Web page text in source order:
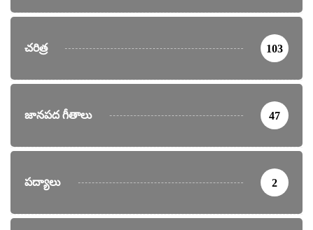
చరిత్ర 103
జానపద గీతాలు 47
పద్యాలు 2